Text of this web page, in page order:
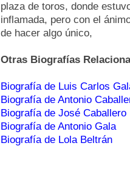
plaza de toros, donde
inflamada, pero con el
de hacer algo único,
Otras Biografías
Biografía de Luis Carlos
Biografía de Antonio
Biografía de José Caballero
Biografía de Antonio Gala
Biografía de Lola Beltrán